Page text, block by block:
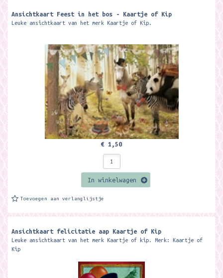
Ansichtkaart Feest in het bos - Kaartje of Kip
Leuke ansichtkaart van het merk Kaartje of Kip.
€ 1,50
In winkelwagen
Toevoegen aan verlanglijstje
Ansichtkaart felicitatie aap Kaartje of Kip
Leuke ansichtkaart van het merk Kaartje of kip. Merk: Kaartje of
Kip